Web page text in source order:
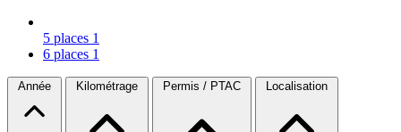
5 places 1
6 places 1
Année Kilométrage Permis / PTAC Localisation